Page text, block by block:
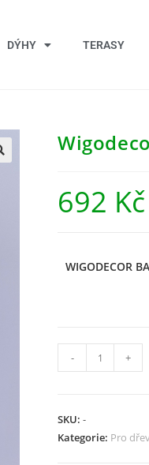
DÝHY TERASY
692 Kč
WIGODECOR
- +
SKU: -
Kategorie: Pro